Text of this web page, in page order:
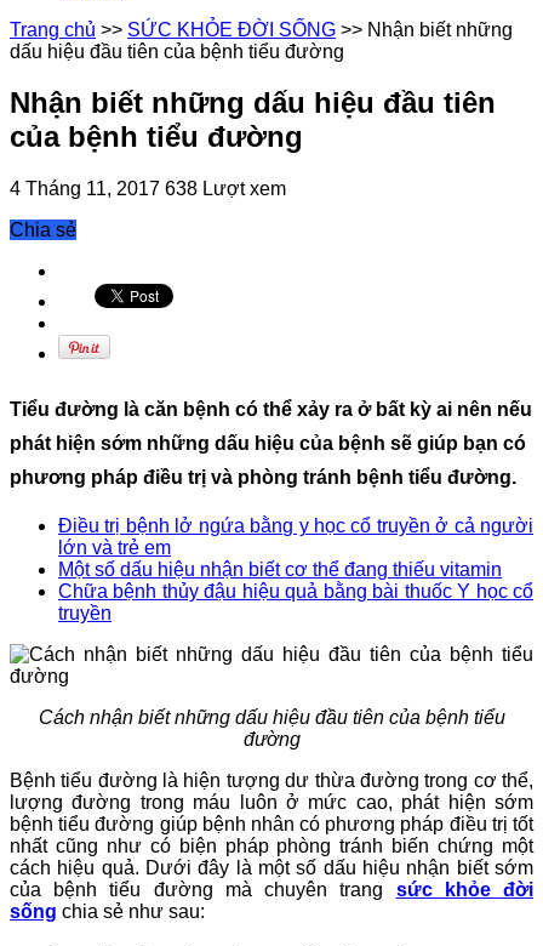
Trang chủ >> SỨC KHỎE ĐỜI SỐNG >> Nhận biết những
dấu hiệu đầu tiên của bệnh tiểu đường
Nhận biết những dấu hiệu đầu tiên
của bệnh tiểu đường
4 Tháng 11, 2017 638 Lượt xem
Chia sẻ
Tiểu đường là căn bệnh có thể xảy ra ở bất kỳ ai nên nếu
phát hiện sớm những dấu hiệu của bệnh sẽ giúp bạn có
phương pháp điều trị và phòng tránh bệnh tiểu đường.
Điều trị bệnh lở ngứa bằng y học cổ truyền ở cả người
lớn và trẻ em
Một số dấu hiệu nhận biết cơ thể đang thiếu vitamin
Chữa bệnh thủy đậu hiệu quả bằng bài thuốc Y học cổ
truyền
Cách nhận biết những dấu hiệu đầu tiên của bệnh tiểu
đường
Bệnh tiểu đường là hiện tượng dư thừa đường trong cơ thể,
lượng đường trong máu luôn ở mức cao, phát hiện sớm
bệnh tiểu đường giúp bệnh nhân có phương pháp điều trị tốt
nhất cũng như có biện pháp phòng tránh biến chứng một
cách hiệu quả. Dưới đây là một số dấu hiệu nhận biết sớm
của bệnh tiểu đường mà chuyên trang sức khỏe đời
sống chia sẻ như sau: